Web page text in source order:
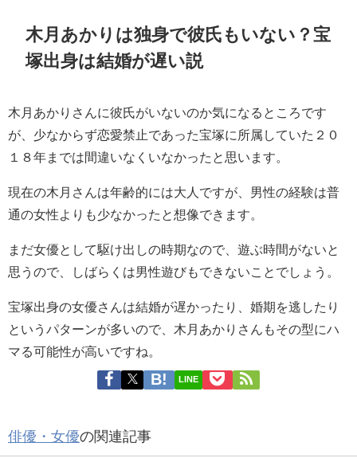
木月あかりは独身で彼氏もいない？宝
塚出身は結婚が遅い説
木月あかりさんに彼氏がいないのか気になるところです
が、少なからず恋愛禁止であった宝塚に所属していた２０
１８年までは間違いなくいなかったと思います。
現在の木月さんは年齢的には大人ですが、男性の経験は普
通の女性よりも少なかったと想像できます。
まだ女優として駆け出しの時期なので、遊ぶ時間がないと
思うので、しばらくは男性遊びもできないことでしょう。
宝塚出身の女優さんは結婚が遅かったり、婚期を逃したり
というパターンが多いので、木月あかりさんもその型にハ
マる可能性が高いですね。
LINE
俳優・女優の関連記事